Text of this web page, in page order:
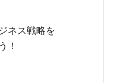
ネス戦略を
！